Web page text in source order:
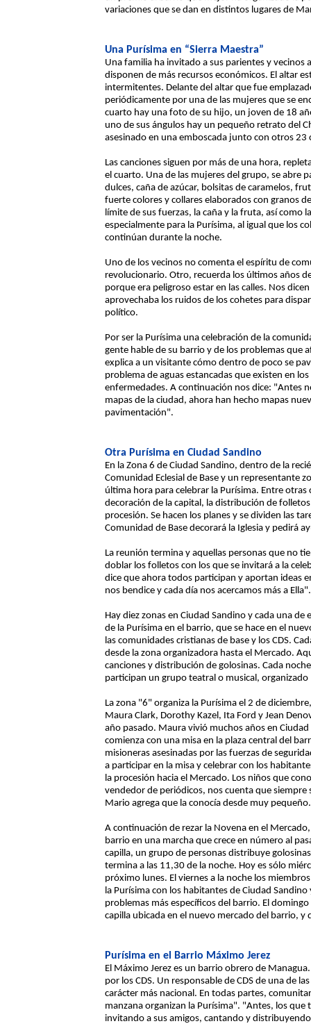
variaciones que se dan en distintos lugares de
Una Purísima en “Sierra Maestra”
Una familia ha invitado a sus parientes y vecinos
disponen de más recursos económicos. El altar
intermitentes. Delante del altar que fue
periódicamente por una de las mujeres que se
cuarto hay una foto de su hijo, un joven de 18
uno de sus ángulos hay un pequeño retrato del
asesinado en una emboscada junto con otros
Las canciones siguen por más de una hora,
el cuarto. Una de las mujeres del grupo, se abre
dulces, caña de azúcar, bolsitas de caramelos,
fuerte colores y collares elaborados con granos
límite de sus fuerzas, la caña y la fruta, así como
especialmente para la Purísima, al igual que los
continúan durante la noche.
Uno de los vecinos no comenta el espíritu de
revolucionario. Otro, recuerda los últimos años
porque era peligroso estar en las calles. Nos
aprovechaba los ruidos de los cohetes para
político.
Por ser la Purísima una celebración de la
gente hable de su barrio y de los problemas que
explica a un visitante cómo dentro de poco se
problema de aguas estancadas que existen en
enfermedades. A continuación nos dice: "Antes
mapas de la ciudad, ahora han hecho mapas
pavimentación".
Otra Purísima en Ciudad Sandino
En la Zona 6 de Ciudad Sandino, dentro de la
Comunidad Eclesial de Base y un representante
última hora para celebrar la Purísima. Entre otras
decoración de la capital, la distribución de
procesión. Se hacen los planes y se dividen las
Comunidad de Base decorará la Iglesia y pedirá
La reunión termina y aquellas personas que no
doblar los folletos con los que se invitará a la
dice que ahora todos participan y aportan ideas
nos bendice y cada día nos acercamos más a Ella".
Hay diez zonas en Ciudad Sandino y cada una
de la Purísima en el barrio, que se hace en el
las comunidades cristianas de base y los CDS.
desde la zona organizadora hasta el Mercado.
canciones y distribución de golosinas. Cada
participan un grupo teatral o musical,
La zona "6" organiza la Purísima el 2 de
Maura Clark, Dorothy Kazel, Ita Ford y Jean
año pasado. Maura vivió muchos años en
comienza con una misa en la plaza central del
misioneras asesinadas por las fuerzas de
a participar en la misa y celebrar con los
la procesión hacia el Mercado. Los niños que
vendedor de periódicos, nos cuenta que
Mario agrega que la conocía desde muy pequeño.
A continuación de rezar la Novena en el
barrio en una marcha que crece en número al
capilla, un grupo de personas distribuye
termina a las 11,30 de la noche. Hoy es sólo
próximo lunes. El viernes a la noche los
la Purísima con los habitantes de Ciudad
problemas más específicos del barrio. El
capilla ubicada en el nuevo mercado del barrio,
Purísima en el Barrio Máximo Jerez
El Máximo Jerez es un barrio obrero de
por los CDS. Un responsable de CDS de una de
carácter más nacional. En todas partes,
manzana organizan la Purísima". "Antes, los
invitando a sus amigos, cantando y